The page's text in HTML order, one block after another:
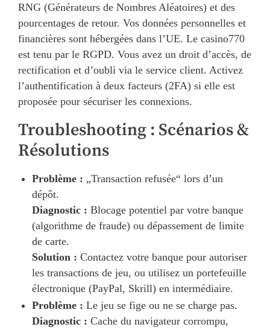
RNG (Générateurs de Nombres Aléatoires) et des
pourcentages de retour. Vos données personnelles et
financières sont hébergées dans l’UE. Le casino770
est tenu par le RGPD. Vous avez un droit d’accès, de
rectification et d’oubli via le service client. Activez
l’authentification à deux facteurs (2FA) si elle est
proposée pour sécuriser les connexions.
Troubleshooting : Scénarios &
Résolutions
Problème : „Transaction refusée“ lors d’un
dépôt.
Diagnostic : Blocage potentiel par votre banque
(algorithme de fraude) ou dépassement de limite
de carte.
Solution : Contactez votre banque pour autoriser
les transactions de jeu, ou utilisez un portefeuille
électronique (PayPal, Skrill) en intermédiaire.
Problème : Le jeu se fige ou ne se charge pas.
Diagnostic : Cache du navigateur corrompu,